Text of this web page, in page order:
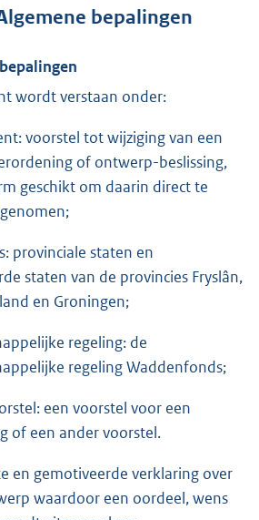
bepalingen
wordt verstaan onder:
voorstel tot wijziging van een
of ontwerp-beslissing,
geschikt om daarin direct te
provinciale staten en
staten van de provincies Fryslân,
en Groningen;
regeling: de
regeling Waddenfonds;
een voorstel voor een
of een ander voorstel.
en gemotiveerde verklaring over
waardoor een oordeel, wens